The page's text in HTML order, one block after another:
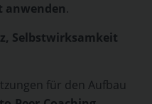
anwenden.
Selbstwirksamkeit
für den Aufbau